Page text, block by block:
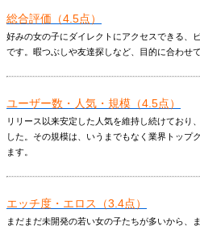
総合評価（4.5点）
好みの女の子にダイレクトにアクセスできる、
です。暇つぶしや友達探しなど、目的に合わせ
ユーザー数・人気・規模（4.5点）
リリース以来安定した人気を維持し続けており
した。その規模は、いうまでもなく業界トップ
ます。
エッチ度・エロス（3.4点）
まだまだ未開発の若い女の子たちが多いから、